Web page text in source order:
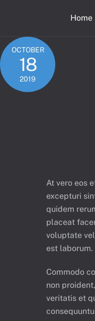
Home
OCTOBER
18
2019
At vero eos
excepturi
quidem
placeat
voluptate
est laborum.
Commodo
non
veritatis et